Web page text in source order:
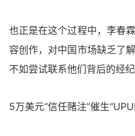
也正是在这个过程中，李春
容创作，对中国市场缺乏了
不如尝试联系他们背后的经纪
5万美元“信任赌注”催生